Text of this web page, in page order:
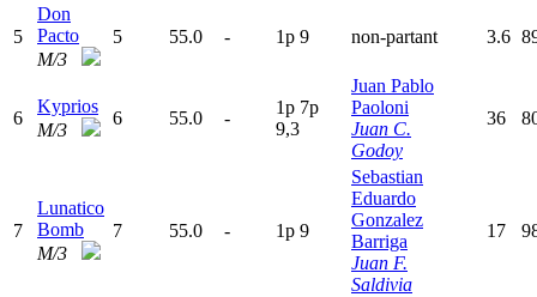
5
Don
Pacto
M/3
5 55.0 - 1p 9 non-partant 3.6
6
Kyprios
M/3
6 55.0 -
1p 7p
9,3
Juan Pablo
Paoloni
Juan C.
Godoy
36
7
Lunatico
Bomb
M/3
7 55.0 - 1p 9
Sebastian
Eduardo
Gonzalez
Barriga
Juan F.
Saldivia
17